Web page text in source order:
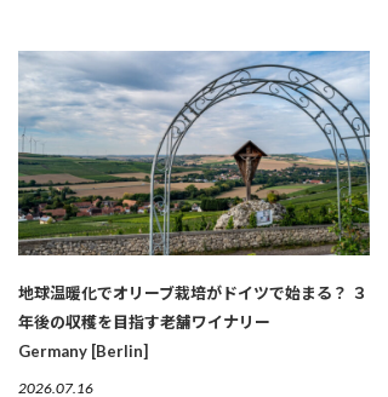
地球温暖化でオリーブ栽培がドイツで始まる？ ３
年後の収穫を目指す老舗ワイナリー
Germany [Berlin]
2026.07.16